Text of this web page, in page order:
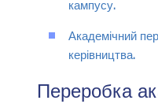
кампусу.
Академічний
керівництва.
Переробка